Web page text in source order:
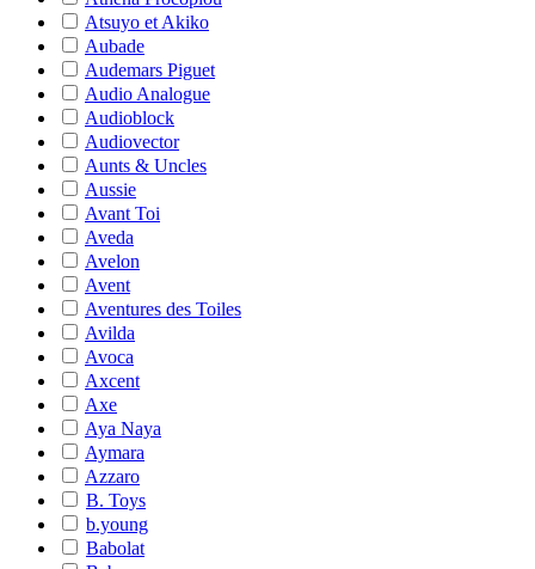
Atsuyo et Akiko
Aubade
Audemars Piguet
Audio Analogue
Audioblock
Audiovector
Aunts & Uncles
Aussie
Avant Toi
Aveda
Avelon
Avent
Aventures des Toiles
Avilda
Avoca
Axcent
Axe
Aya Naya
Aymara
Azzaro
B. Toys
b.young
Babolat